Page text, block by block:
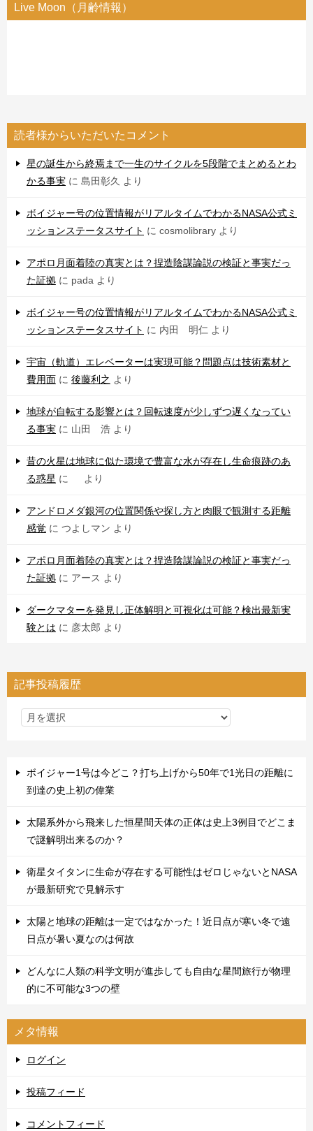
Live Moon（月齢情報）
読者様からいただいたコメント
星の誕生から終焉まで一生のサイクルを5段階でまとめるとわ
かる事実 に 島田彰久 より
ボイジャー号の位置情報がリアルタイムでわかるNASA公式ミ
ッションステータスサイト に cosmolibrary より
アポロ月面着陸の真実とは？捏造陰謀論説の検証と事実だっ
た証拠 に pada より
ボイジャー号の位置情報がリアルタイムでわかるNASA公式ミ
ッションステータスサイト に 内田 明仁 より
宇宙（軌道）エレベーターは実現可能？問題点は技術素材と
費用面 に 後藤利之 より
地球が自転する影響とは？回転速度が少しずつ遅くなってい
る事実 に 山田 浩 より
昔の火星は地球に似た環境で豊富な水が存在し生命痕跡のあ
る惑星 に より
アンドロメダ銀河の位置関係や探し方と肉眼で観測する距離
感覚 に つよしマン より
アポロ月面着陸の真実とは？捏造陰謀論説の検証と事実だっ
た証拠 に アース より
ダークマターを発見し正体解明と可視化は可能？検出最新実
験とは に 彦太郎 より
記事投稿履歴
ボイジャー1号は今どこ？打ち上げから50年で1光日の距離に
到達の史上初の偉業
太陽系外から飛来した恒星間天体の正体は史上3例目でどこま
で謎解明出来るのか？
衛星タイタンに生命が存在する可能性はゼロじゃないとNASA
が最新研究で見解示す
太陽と地球の距離は一定ではなかった！近日点が寒い冬で遠
日点が暑い夏なのは何故
どんなに人類の科学文明が進歩しても自由な星間旅行が物理
的に不可能な3つの壁
メタ情報
ログイン
投稿フィード
コメントフィード